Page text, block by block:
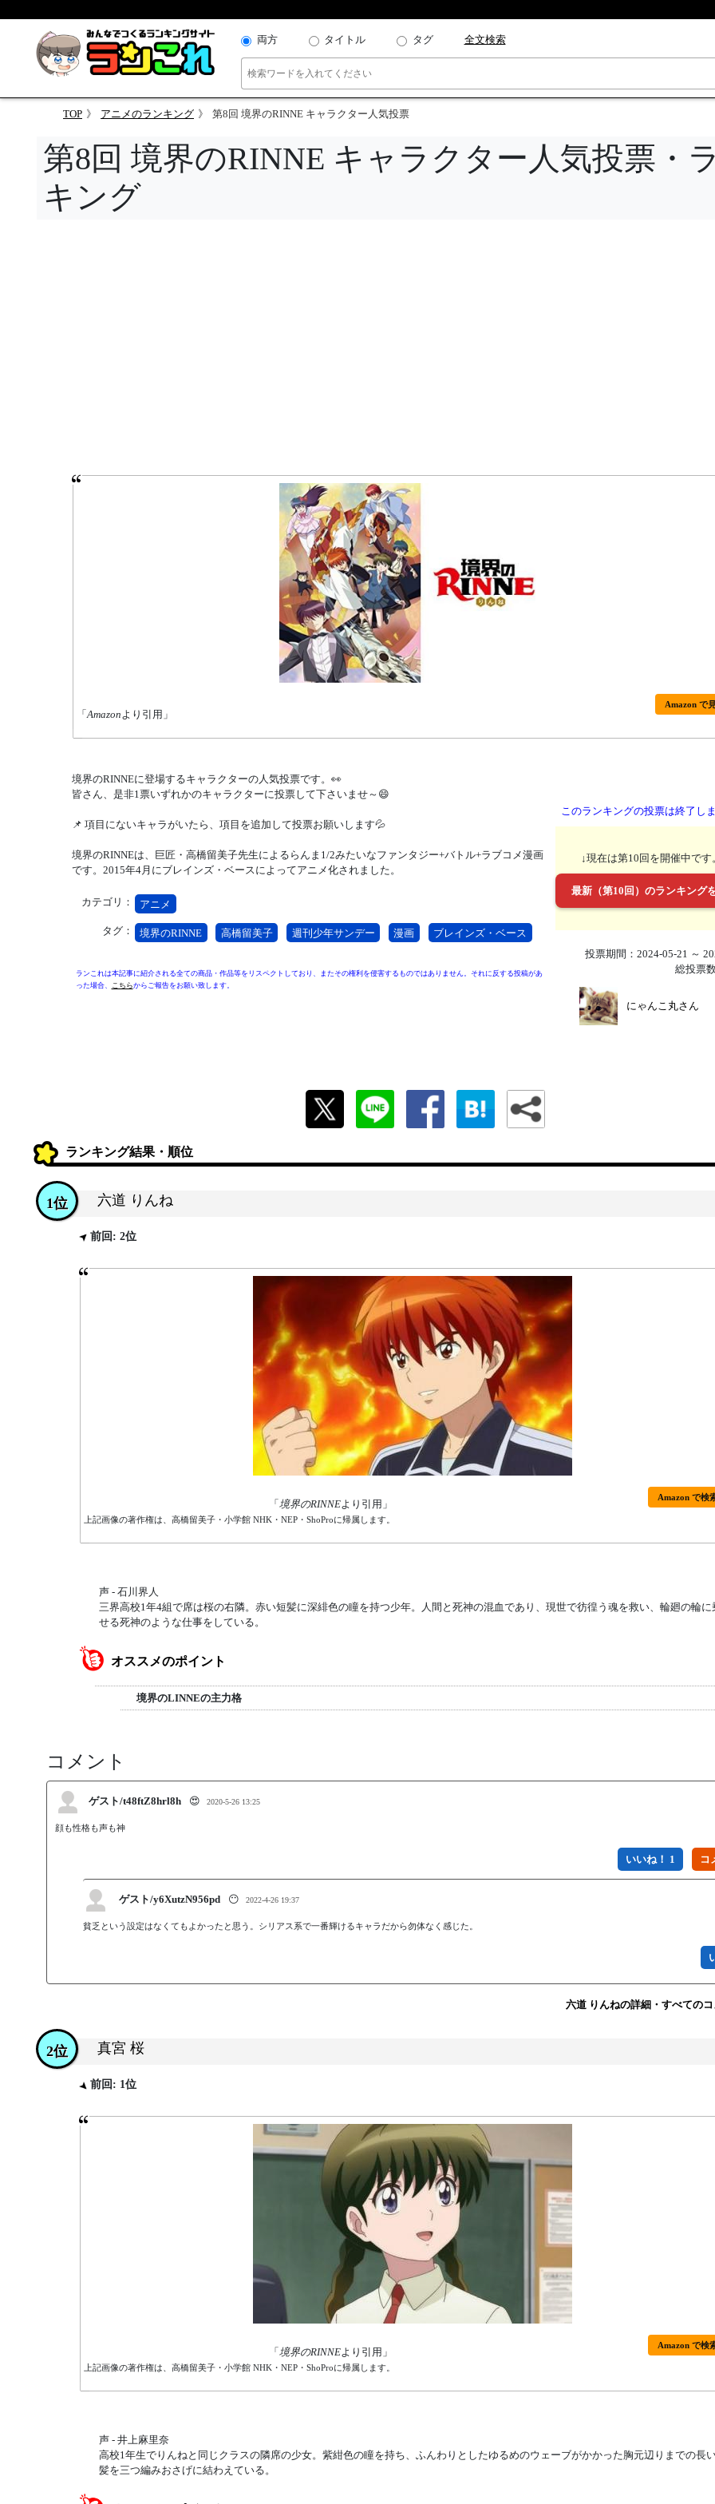
両方 タイトル タグ 全文検索
TOP アニメのランキング 第8回 境界のRINNE キャラクター人気投票
第8回 境界のRINNE キャラクター人気投票・
キング
「Amazonより引用」
Amazon で
境界のRINNEに登場するキャラクターの人気投票です。👀
皆さん、是非1票いずれかのキャラクターに投票して下さいませ～😄
📌 項目にないキャラがいたら、項目を追加して投票お願いします💦
境界のRINNEは、巨匠・高橋留美子先生によるらんま1/2みたいなファンタジー+バトル+ラブコメ漫画
です。2015年4月にブレインズ・ベースによってアニメ化されました。
カテゴリ： アニメ
タグ： 境界のRINNE 高橋留美子 週刊少年サンデー 漫画 ブレインズ・ベース
ランこれは本記事に紹介される全ての商品・作品等をリスペクトしており、またその権利を侵害するものではありません。それに反する投稿があ
った場合、
こちらからご報告をお願い致します。
このランキングの投票は終了し
↓現在は第10回を開催中です
最新（第10回）のランキング
投票期間：2024-05-21 ～
総投票
にゃんこ丸さん
ランキング結果・順位
六道 りんね
1位
前回: 2位
「 境界のRINNEより引用」
上記画像の著作権は、高橋留美子・小学館 NHK・NEP・ShoProに帰属します。
Amazon で検
声 - 石川界人
三界高校1年4組で席は桜の右隣。赤い短髪に深緋色の瞳を持つ少年。人間と死神の混血であり、現世で彷徨う魂を救い、輪廻の輪に
せる死神のような仕事をしている。
オススメのポイント
境界のLINNEの主力格
コメント
ゲスト/t48ftZ8hrl8h 😍 2020-5-26 13:25
顔も性格も声も神
いいね！ 1
ゲスト/y6XutzN956pd 😶 2022-4-26 19:37
貧乏という設定はなくてもよかったと思う。シリアス系で一番輝けるキャラだから勿体なく感じた。
六道 りんねの詳細・すべての
真宮 桜
2位
前回: 1位
「 境界のRINNEより引用」
上記画像の著作権は、高橋留美子・小学館 NHK・NEP・ShoProに帰属します。
Amazon で検
声 - 井上麻里奈
高校1年生でりんねと同じクラスの隣席の少女。紫紺色の瞳を持ち、ふんわりとしたゆるめのウェーブがかかった胸元辺りまでの長
髪を三つ編みおさげに結わえている。